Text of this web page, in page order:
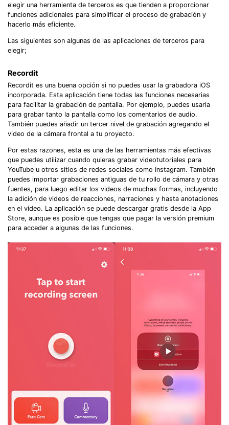
elegir una herramienta de terceros es que tienden a proporcionar
funciones adicionales para simplificar el proceso de grabación y
hacerlo más eficiente.
Las siguientes son algunas de las aplicaciones de terceros para
elegir;
Recordit
Recordit es una buena opción si no puedes usar la grabadora iOS
incorporada. Esta aplicación tiene todas las funciones necesarias
para facilitar la grabación de pantalla. Por ejemplo, puedes usarla
para grabar tanto la pantalla como los comentarios de audio.
También puedes añadir un tercer nivel de grabación agregando el
video de la cámara frontal a tu proyecto.
Por estas razones, esta es una de las herramientas más efectivas
que puedes utilizar cuando quieras grabar videotutoriales para
YouTube u otros sitios de redes sociales como Instagram. También
puedes importar grabaciones antiguas de tu rollo de cámara y otras
fuentes, para luego editar los videos de muchas formas, incluyendo
la adición de videos de reacciones, narraciones y hasta anotaciones
en el video. La aplicación se puede descargar gratis desde la App
Store, aunque es posible que tengas que pagar la versión premium
para acceder a algunas de las funciones.